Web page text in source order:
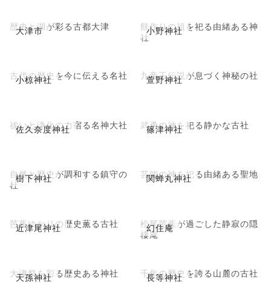
大津市
歴史と湖が彩る古都大津 小野神社
餅作りの祖を祀る由緒ある神
社
小椋神社
古代の歴史を今に伝える名社 萱野神社
九帝王伝説が息づく神秘の社
佐久奈度神社
祓いと浄化の力宿る名神大社 篠津神社
武勇の神を祀る静かな古社
樹下神社
自然と歴史が調和する鎮守の
杜
関蝉丸神社
芸能の神を祀る由緒ある聖地
近津尾神社
芭蕉ゆかりの歴史薫る古社 幻住庵
松尾芭蕉が過ごした静寂の隠
棲庵
天孫神社
大津祭を彩る歴史ある神社 長等神社
千年の歴史を誇る山麓の古社